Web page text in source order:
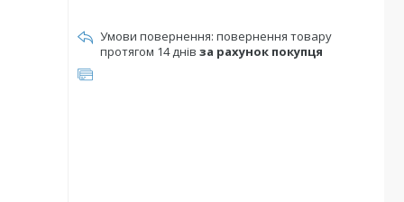
повернення товару
протягом 14 днів за рахунок покупця